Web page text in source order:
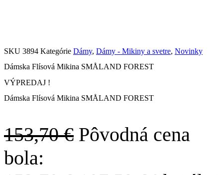
SKU 3894 Kategórie Dámy, Dámy - Mikiny a svetre, Novinky
Dámska Flísová Mikina SMÅLAND FOREST
VÝPREDAJ !
Dámska Flísová Mikina SMÅLAND FOREST
153,70€ Pôvodná cena
bola: